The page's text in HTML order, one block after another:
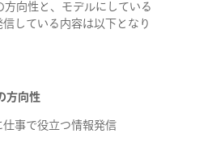
向性と、モデルにしている
している内容は以下となり
方向性
事で役立つ情報発信